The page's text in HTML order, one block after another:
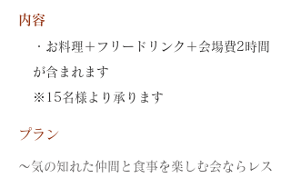
内容
・お料理＋フリードリンク＋会場費2時間
が含まれます
※15名様より承ります
プラン
～気の知れた仲間と食事を楽しむ会ならレス